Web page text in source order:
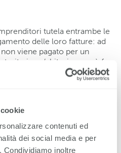
contenuti ed
dei social media e per
Condividiamo inoltre
tutela entrambe le
delle loro fatture: ad
viene pagato per un
in un’abitazione può far
un diritto di pegno sul
quindi da garanzia per la
rischi per il
se incarica un
i lavori confidando
artigiani (i cosiddetti